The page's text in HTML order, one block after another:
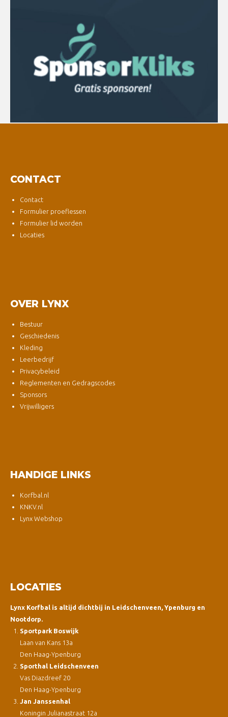
CONTACT
Contact
Formulier proeflessen
Formulier lid worden
Locaties
OVER LYNX
Bestuur
Geschiedenis
Kleding
Leerbedrijf
Privacybeleid
Reglementen en Gedragscodes
Sponsors
Vrijwilligers
HANDIGE LINKS
Korfbal.nl
KNKV.nl
Lynx Webshop
LOCATIES
Lynx Korfbal is altijd dichtbij in Leidschenveen, Ypenburg en
Nootdorp.
Sportpark Boswijk
Laan van Kans 13a
Den Haag-Ypenburg
Sporthal Leidschenveen
Vas Diazdreef 20
Den Haag-Ypenburg
Jan Janssenhal
Koningin Julianastraat 12a